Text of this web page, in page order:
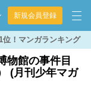
新規会員登録
位！マンガランキング
物館の事件目
(月刊少年マガ